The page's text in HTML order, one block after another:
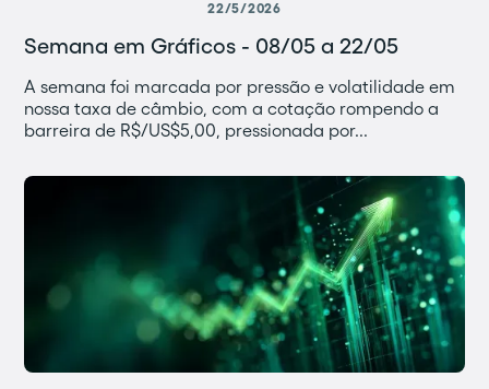
22/5/2026
Semana em Gráficos - 08/05 a 22/05
A semana foi marcada por pressão e volatilidade em
nossa taxa de câmbio, com a cotação rompendo a
barreira de R$/US$5,00, pressionada por...